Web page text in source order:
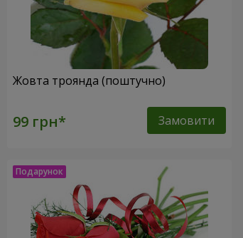
Жовта троянда (поштучно)
Замовити